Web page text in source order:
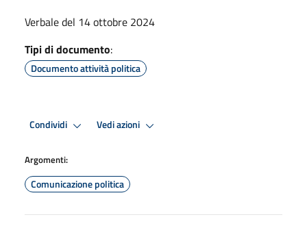
Verbale del 14 ottobre 2024
Tipi di documento:
Documento attività politica
Condividi Vedi azioni
Argomenti:
Comunicazione politica